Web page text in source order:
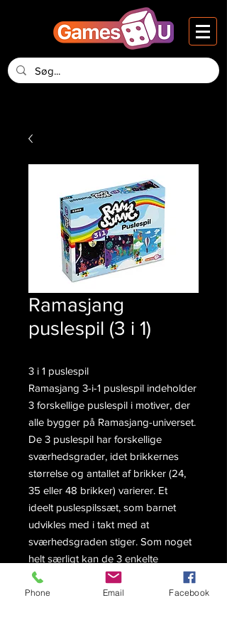
Ramasjang
puslespil (3 i 1)
3 i 1 puslespil
Ramasjang 3-i-1 puslespil indeholder
3 forskellige puslespil i motiver, der
alle bygger på Ramasjang-universet.
De 3 puslespil har forskellige
sværhedsgrader, idet brikkernes
størrelse og antallet af brikker (24,
35 eller 48 brikker) varierer. Et
ideelt puslespilssæt, som barnet
udvikles med i takt med at
sværhedsgraden stiger. Som noget
helt særligt kan de 3 enkelte
puslespil samles til et stort puslespil.
Phone Email Facebook